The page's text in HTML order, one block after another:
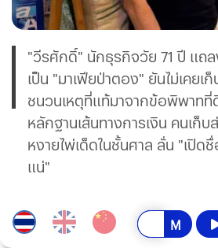
"วีรศักดิ์" นักธุรกิจวัย 71 ปี แถ
เป็น "มาเฟียป่าตอง" ยันไม่เคยเ
ชนวนเหตุที่แท้มาจากข้อพิพาท
หลักฐานเส้นทางการเงิน คนเก็
หงายไพ่เด็ดในชั้นศาล ลั่น "เปิด
แน่"